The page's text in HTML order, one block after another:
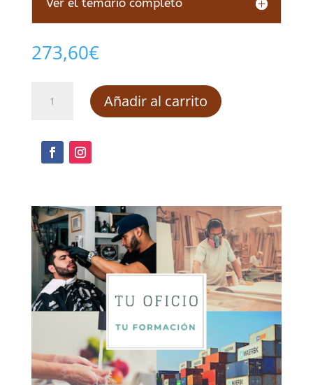
Ver el temario completo
273,60€
calderería
Añadir al carrito